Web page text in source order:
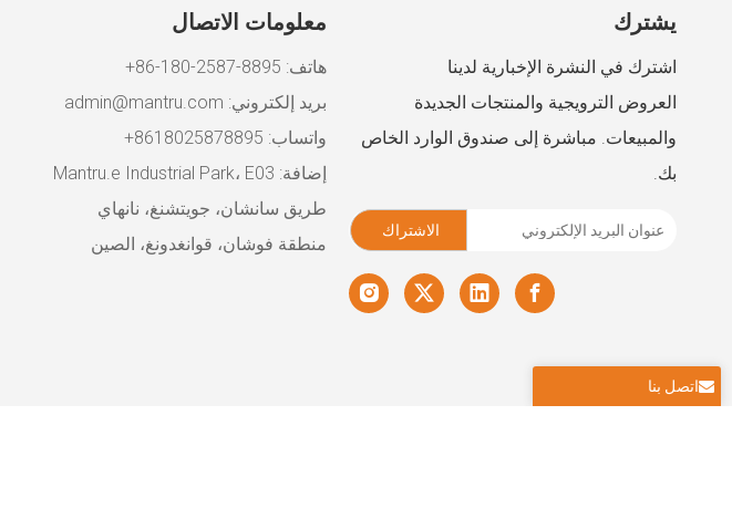
معلومات الاتصال
هاتف: 8895-2587-180-86+
بريد إلكتروني: admin@mantru.com
واتساب: 8618025878895+
إضافة: Mantru.e Industrial Park، E03
طريق سانشان، جويتشنغ، نانهاي
منطقة فوشان، قوانغدونغ، الصين
اتصل بنا
يشترك
اشترك في النشرة الإخبارية لدينا
العروض الترويجية والمنتجات الجديدة
والمبيعات. مباشرة إلى صندوق الوارد الخاص
بك.
الاشتراك